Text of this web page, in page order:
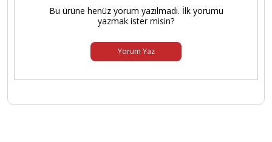
Bu ürüne henüz yorum yazılmadı. İlk yorumu
yazmak ister misin?
Yorum Yaz